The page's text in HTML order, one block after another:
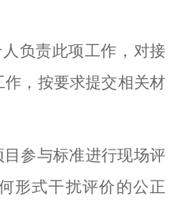
负责此项工作，对接
，按要求提交相关材
参与标准进行现场评
形式干扰评价的公正